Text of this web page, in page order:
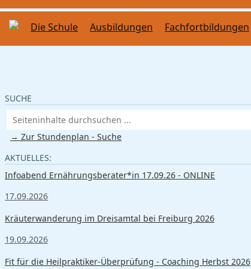
Die Schule Ausbildungen Fachfortbildungen
SUCHE
→ Zur Stundenplan - Suche
AKTUELLES:
Infoabend Ernährungsberater*in 17.09.26 - ONLINE
17.09.2026
Kräuterwanderung im Dreisamtal bei Freiburg 2026
19.09.2026
Fit für die Heilpraktiker-Überprüfung - Coaching Herbst 2026